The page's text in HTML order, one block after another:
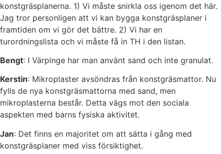
konstgräsplanerna. 1) Vi måste snirkla oss igenom det här.
Jag tror personligen att vi kan bygga konstgräsplaner i
framtiden om vi gör det bättre. 2) Vi har en
turordningslista och vi måste få in TH i den listan.
Bengt: I Värpinge har man använt sand och inte granulat.
Kerstin: Mikroplaster avsöndras från konstgräsmattor. Nu
fylls de nya konstgräsmattorna med sand, men
mikroplasterna består. Detta vägs mot den sociala
aspekten med barns fysiska aktivitet.
Jan: Det finns en majoritet om att sätta i gång med
konstgräsplaner med viss försiktighet.